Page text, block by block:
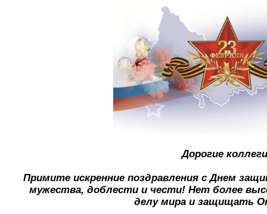
Дорогие
Примите искренние поздравления с Днем
мужества, доблести и чести! Нет более
делу мира и защищать